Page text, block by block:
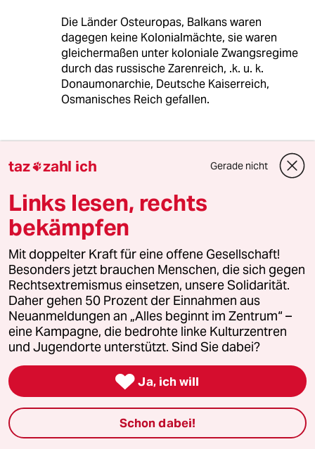
Die Länder Osteuropas, Balkans waren
dagegen keine Kolonialmächte, sie waren
gleichermaßen unter koloniale Zwangsregime
durch das russische Zarenreich, .k. u. k.
Donaumonarchie, Deutsche Kaiserreich,
Osmanisches Reich gefallen.
19.08.2019
abgeschlossen."
Wann soll das denn gewesen sein?
S sucram.hh
19.08.2019,23:01 Uhr
@warum_denkt_keiner_nach?:
"Als eigentliches Zeitalter des
Imperialismus gilt das späte 19.
Jahrhundert [...]" - Quelle:
de.m.wikipedia.org...lismus?
wprov=sfla1
Ja, "warum deckt keiner nach".....
Interessantes Pseudonym - und dann
so eine Frage stellen....
taz zahl ich Gerade nicht
Links lesen, rechts
bekämpfen
Mit doppelter Kraft für eine offene Gesellschaft!
Besonders jetzt brauchen Menschen, die sich gegen
Rechtsextremismus einsetzen, unsere Solidarität.
Daher gehen 50 Prozent der Einnahmen aus
Neuanmeldungen an „Alles beginnt im Zentrum“ –
eine Kampagne, die bedrohte linke Kulturzentren
und Jugendorte unterstützt. Sind Sie dabei?
 Ja, ich will
Schon dabei!